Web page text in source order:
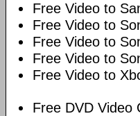
Free Video to
Free Video to
Free Video to
Free Video to
Free Video to
Free DVD Video